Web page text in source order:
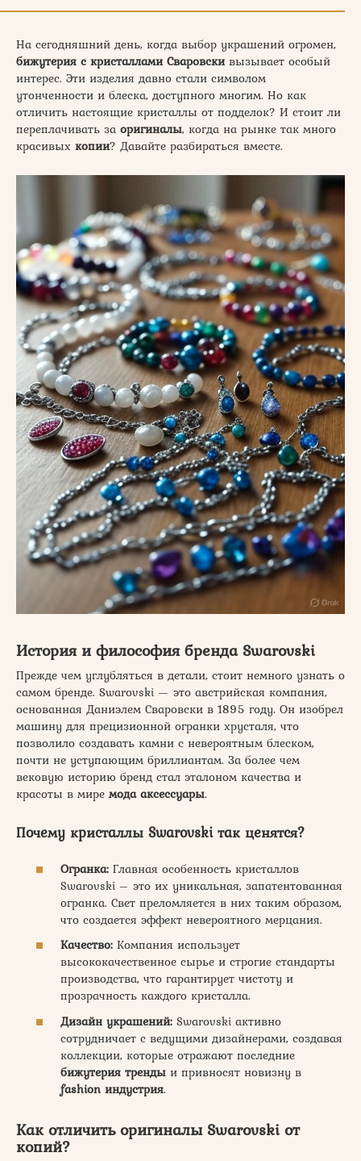
На сегодняшний день, когда выбор украшений огромен,
бижутерия с кристаллами Сваровскивызывает особый
интерес. Эти изделия давно стали символом
утонченности и блеска, доступного многим. Но как
отличить настоящие кристаллы от подделок? И стоит ли
переплачивать за оригиналы, когда на рынке так много
красивых копии? Давайте разбираться вместе.
История и философия бренда Swarovski
Прежде чем углубляться в детали, стоит немного узнать о
самом бренде. Swarovski — это австрийская компания,
основанная Даниэлем Сваровски в 1895 году. Он изобрел
машину для прецизионной огранки хрусталя, что
позволило создавать камни с невероятным блеском,
почти не уступающим бриллиантам. За более чем
вековую историю бренд стал эталоном качества и
красоты в мире мода аксессуары.
Почему кристаллы Swarovski так ценятся?
Огранка: Главная особенность кристаллов
Swarovski – это их уникальная, запатентованная
огранка. Свет преломляется в них таким образом,
что создается эффект невероятного мерцания.
Качество: Компания использует
высококачественное сырье и строгие стандарты
производства, что гарантирует чистоту и
прозрачность каждого кристалла.
Дизайн украшений: Swarovski активно
сотрудничает с ведущими дизайнерами, создавая
коллекции, которые отражают последние
бижутерия тренды и привносят новизну в
fashion индустрия.
Как отличить оригиналы Swarovski от
копий?